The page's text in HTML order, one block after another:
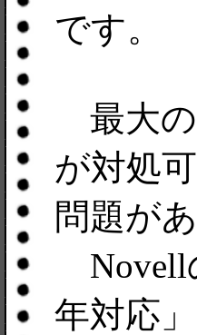
です。
最大の
が対処
問題が
Novell
年対応